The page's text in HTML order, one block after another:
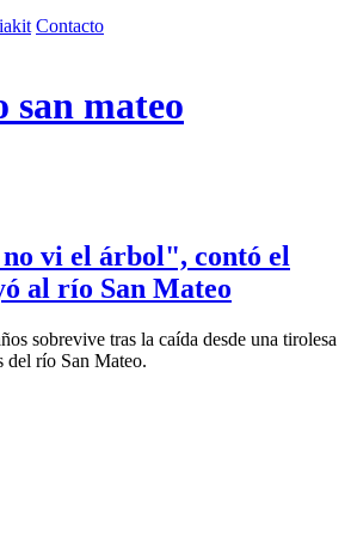
Contacto
san mateo
no vi el árbol", contó el
al río San Mateo
sobrevive tras la caída desde una tirolesa
del río San Mateo.